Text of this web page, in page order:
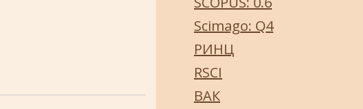
Scimago: Q4
РИНЦ
RSCI
ВАК